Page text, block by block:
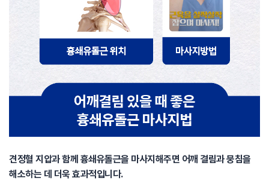
견정혈 지압과 함께 흉쇄유돌근을 마사지해주면 어깨 결림과 뭉침을
해소하는 데 더욱 효과적입니다.